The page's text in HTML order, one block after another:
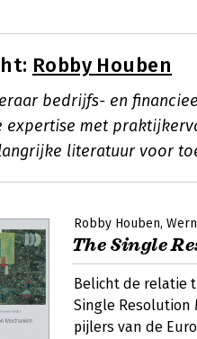
Robby Houben
bedrijfs- en
expertise met
literatuur voor
Robby Houben
The Single
Belicht de relatie
Single Resolution
pijlers van de